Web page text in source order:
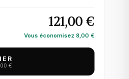
121,00 €
Vous économisez 8,00 €
€